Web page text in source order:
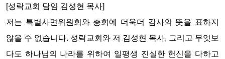
[성락교회 담임 김성현 목사]
저는 특별사면위원회와 총회에 더욱더 감사의 뜻을 표하지
않을 수 없습니다. 성락교회와 저 김성현 목사, 그리고 무엇보
다도 하나님의 나라를 위하여 일평생 진실한 헌신을 다하고